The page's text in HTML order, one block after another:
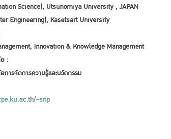
Science), Utsunomiya University , JAPAN
Engineering), Kasetsart University
Innovation & Knowledge Management
:
การจัดการความรู้และนวัตกรรม
~snp